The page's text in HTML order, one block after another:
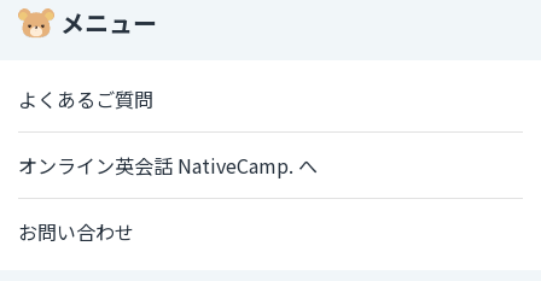
メニュー
よくあるご質問
オンライン英会話 NativeCamp. へ
お問い合わせ